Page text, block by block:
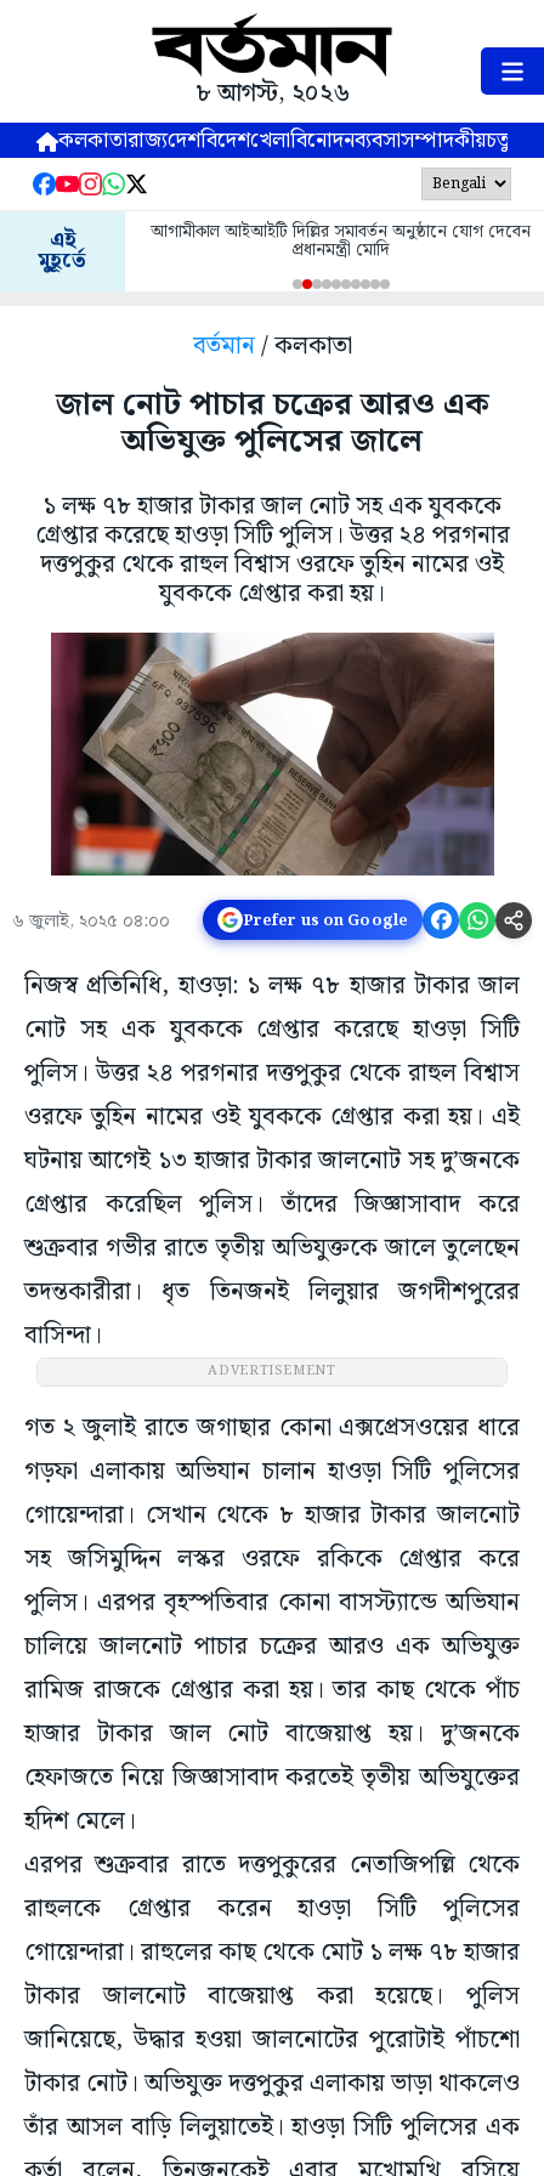
৮ আগস্ট, ২০২৬
কলকাতারাজ্যদেশবিদেশখেলাবিনোদনব্যবসাসম্পাদকীয়
এই
মুহূর্তে
আগামীকাল আইআইটি দিল্লির সমাবর্তন অনুষ্ঠানে যোগ দেবেন
প্রধানমন্ত্রী মোদি
বর্তমান/ কলকাতা
জাল নোট পাচার চক্রের আরও এক
অভিযুক্ত পুলিসের জালে
১ লক্ষ ৭৮ হাজার টাকার জাল নোট সহ এক যুবককে
গ্রেপ্তার করেছে হাওড়া সিটি পুলিস। উত্তর ২৪ পরগনার
দত্তপুকুর থেকে রাহুল বিশ্বাস ওরফে তুহিন নামের ওই
যুবককে গ্রেপ্তার করা হয়।
৬ জুলাই, ২০২৫ ০৪:০০ Prefer us on Google
নিজস্ব প্রতিনিধি, হাওড়া: ১ লক্ষ ৭৮ হাজার টাকার জাল
নোট সহ এক যুবককে গ্রেপ্তার করেছে হাওড়া সিটি
পুলিস। উত্তর ২৪ পরগনার দত্তপুকুর থেকে রাহুল বিশ্বাস
ওরফে তুহিন নামের ওই যুবককে গ্রেপ্তার করা হয়। এই
ঘটনায় আগেই ১৩ হাজার টাকার জালনোট সহ দু’জনকে
গ্রেপ্তার করেছিল পুলিস। তাঁদের জিজ্ঞাসাবাদ করে
শুক্রবার গভীর রাতে তৃতীয় অভিযুক্তকে জালে তুলেছেন
তদন্তকারীরা। ধৃত তিনজনই লিলুয়ার জগদীশপুরের
বাসিন্দা।
ADVERTISEMENT
গত ২ জুলাই রাতে জগাছার কোনা এক্সপ্রেসওয়ের ধারে
গড়ফা এলাকায় অভিযান চালান হাওড়া সিটি পুলিসের
গোয়েন্দারা। সেখান থেকে ৮ হাজার টাকার জালনোট
সহ জসিমুদ্দিন লস্কর ওরফে রকিকে গ্রেপ্তার করে
পুলিস। এরপর বৃহস্পতিবার কোনা বাসস্ট্যান্ডে অভিযান
চালিয়ে জালনোট পাচার চক্রের আরও এক অভিযুক্ত
রামিজ রাজকে গ্রেপ্তার করা হয়। তার কাছ থেকে পাঁচ
হাজার টাকার জাল নোট বাজেয়াপ্ত হয়। দু’জনকে
হেফাজতে নিয়ে জিজ্ঞাসাবাদ করতেই তৃতীয় অভিযুক্তের
হদিশ মেলে।
এরপর শুক্রবার রাতে দত্তপুকুরের নেতাজিপল্লি থেকে
রাহুলকে গ্রেপ্তার করেন হাওড়া সিটি পুলিসের
গোয়েন্দারা। রাহুলের কাছ থেকে মোট ১ লক্ষ ৭৮ হাজার
টাকার জালনোট বাজেয়াপ্ত করা হয়েছে। পুলিস
জানিয়েছে, উদ্ধার হওয়া জালনোটের পুরোটাই পাঁচশো
টাকার নোট। অভিযুক্ত দত্তপুকুর এলাকায় ভাড়া থাকলেও
তাঁর আসল বাড়ি লিলুয়াতেই। হাওড়া সিটি পুলিসের এক